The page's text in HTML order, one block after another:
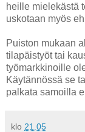
heille mielekästä
uskotaan myös
Puiston mukaan
tilapäistyöt tai
työmarkkinoille
Käytännössä se
palkata samoilla
klo 21.05